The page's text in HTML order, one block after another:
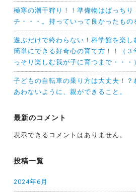
極寒の潮干狩り！！準備物はばっちり
チ・・・。持っていって良かったもの
遊ぶだけで終わらない！科学館を楽し
簡単にできる好奇心の育て方！！（３
っそり楽しむ我が子に育つまで・・・
子どもの自転車の乗り方は大丈夫！？
あわないように、親ができること。
最新のコメント
表示できるコメントはありません。
投稿一覧
2024年6月